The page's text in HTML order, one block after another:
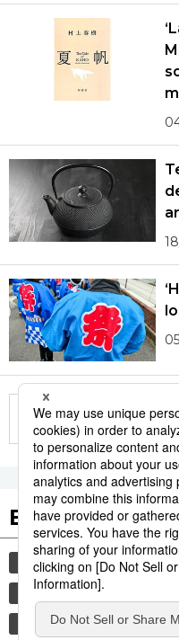
More
Etiquetas
cultura vida
tradiciones
gastronomía japonesa